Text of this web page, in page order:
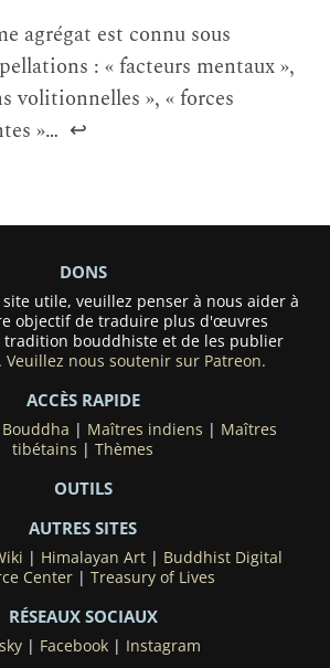
agrégat est connu sous
: « facteurs mentaux »,
volitionnelles », « forces
»… ↩
DONS
site utile, veuillez penser à nous aider à
objectif de traduire plus d'œuvres
tradition bouddhiste et de les publier
Veuillez nous soutenir sur Patreon.
ACCÈS RAPIDE
| Maîtres indiens | Maîtres
tibétains | Thèmes
OUTILS
AUTRES SITES
| Himalayan Art| Buddhist Digital
Center | Treasury of Lives
RÉSEAUX SOCIAUX
| Facebook| Instagram